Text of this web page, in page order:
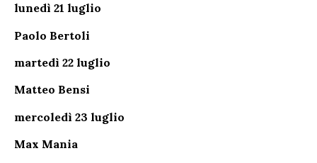
lunedì 21 luglio
Paolo Bertoli
martedì 22 luglio
Matteo Bensi
mercoledì 23 luglio
Max Mania